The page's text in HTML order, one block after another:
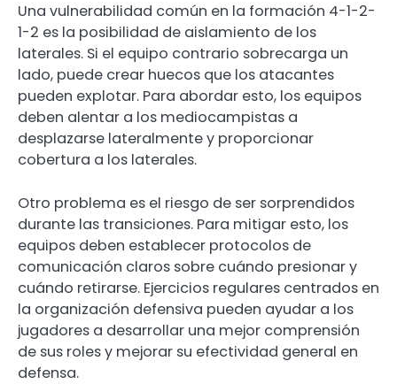
Una vulnerabilidad común en la formación 4-1-2-
1-2 es la posibilidad de aislamiento de los
laterales. Si el equipo contrario sobrecarga un
lado, puede crear huecos que los atacantes
pueden explotar. Para abordar esto, los equipos
deben alentar a los mediocampistas a
desplazarse lateralmente y proporcionar
cobertura a los laterales.
Otro problema es el riesgo de ser sorprendidos
durante las transiciones. Para mitigar esto, los
equipos deben establecer protocolos de
comunicación claros sobre cuándo presionar y
cuándo retirarse. Ejercicios regulares centrados en
la organización defensiva pueden ayudar a los
jugadores a desarrollar una mejor comprensión
de sus roles y mejorar su efectividad general en
defensa.